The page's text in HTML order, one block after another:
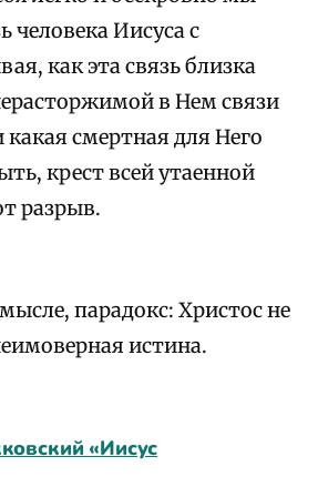
человека Иисуса с
как эта связь близка
в Нем связи
смертная для Него
крест всей утаенной
разрыв.
парадокс: Христос не
истина.
«Иисус